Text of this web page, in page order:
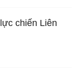
chiến Liên